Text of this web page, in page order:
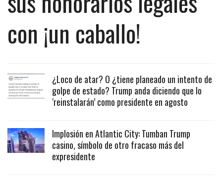
con ¡un caballo!
¿Loco de atar? O ¿tiene planeado un intento de
golpe de estado? Trump anda diciendo que lo
‘reinstalarán’ como presidente en agosto
Implosión en Atlantic City: Tumban Trump
casino, símbolo de otro fracaso más del
expresidente